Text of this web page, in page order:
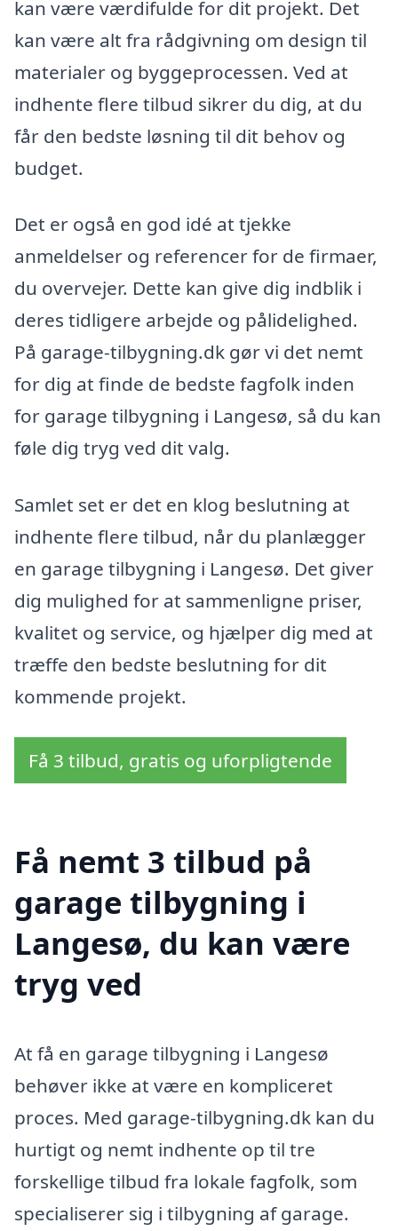
kan være værdifulde for dit projekt. Det
kan være alt fra rådgivning om design til
materialer og byggeprocessen. Ved at
indhente flere tilbud sikrer du dig, at du
får den bedste løsning til dit behov og
budget.
Det er også en god idé at tjekke
anmeldelser og referencer for de firmaer,
du overvejer. Dette kan give dig indblik i
deres tidligere arbejde og pålidelighed.
På garage-tilbygning.dk gør vi det nemt
for dig at finde de bedste fagfolk inden
for garage tilbygning i Langesø, så du kan
føle dig tryg ved dit valg.
Samlet set er det en klog beslutning at
indhente flere tilbud, når du planlægger
en garage tilbygning i Langesø. Det giver
dig mulighed for at sammenligne priser,
kvalitet og service, og hjælper dig med at
træffe den bedste beslutning for dit
kommende projekt.
Få 3 tilbud, gratis og uforpligtende
Få nemt 3 tilbud på
garage tilbygning i
Langesø, du kan være
tryg ved
At få en garage tilbygning i Langesø
behøver ikke at være en kompliceret
proces. Med garage-tilbygning.dk kan du
hurtigt og nemt indhente op til tre
forskellige tilbud fra lokale fagfolk, som
specialiserer sig i tilbygning af garage.